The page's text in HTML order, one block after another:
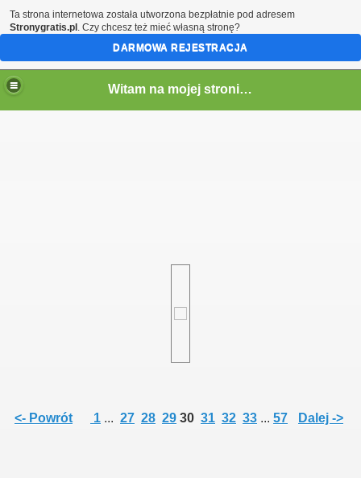
Witam na mojej stronie - Marcin SQ5LTA
<- Powrót 1 ... 27 28 29 30 31 32 33 ... 57 Dalej ->
Ta strona internetowa została utworzona bezpłatnie pod adresem
Stronygratis.pl . Czy chcesz też mieć własną stronę?
DARMOWA REJESTRACJA